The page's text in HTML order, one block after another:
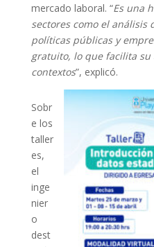
mercado laboral. “Es una
sectores como el análisis
políticas públicas y
gratuito, lo que facilita
contextos”, explicó.
Sobr
e los
taller
es,
el
inge
nier
o
dest